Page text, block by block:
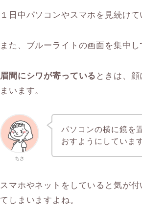
１日中パソコンやスマホを見続け
また、ブルーライトの画面を集中
眉間にシワが寄っている ときは、
まいます。
ちさ
パソコンの横に鏡を
おすようにしていま
スマホやネットをしていると気が
てしまいますよね。